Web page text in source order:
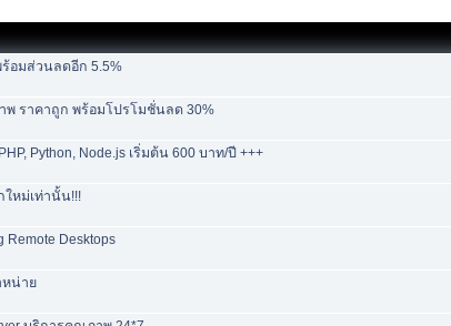
ร้อมส่วนลดอีก 5.5%
พ ราคาถูก พร้อมโปรโมชั่นลด 30%
Python, Node.js เริ่มต้น 600 บาท/ปี +++
ใหม่เท่านั้น!!!
Remote Desktops
หน่าย